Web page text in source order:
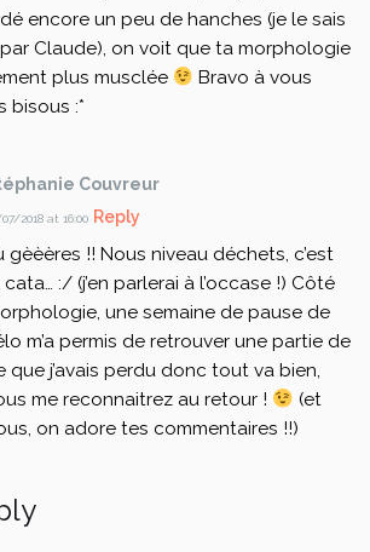
encore un peu de hanches (je le sais
Claude), on voit que ta morphologie
plus musclée
Bravo à vous
bisous :*
Couvreur
2018 at 16:00 Reply
gèèères !! Nous niveau déchets, c’est
cata… :/ (j’en parlerai à l’occase !) Côté
une semaine de pause de
m’a permis de retrouver une partie de
que j’avais perdu donc tout va bien,
me reconnaitrez au retour !
(et
on adore tes commentaires !!)